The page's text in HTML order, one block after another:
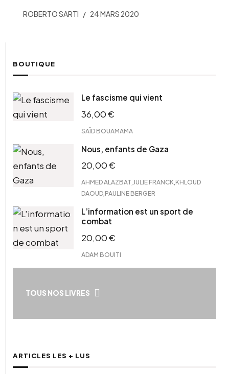
ROBERTO SARTI 24 MARS 2020
BOUTIQUE
Le fascisme qui vient
36,00€
SAÏD BOUAMAMA
Nous, enfants de Gaza
20,00€
AHMED ALAZBAT JULIE FRANCK KHLOUD
DAOUD PAULINE BERGER
L’information est un sport de
combat
20,00€
ADAM BOUITI
TOUS NOS LIVRES
ARTICLES LES + LUS